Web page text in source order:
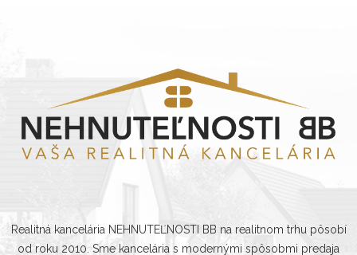
Realitná kancelária NEHNUTEĽNOSTI BB na realitnom trhu pôsobí
od roku 2010. Sme kancelária s modernými spôsobmi predaja